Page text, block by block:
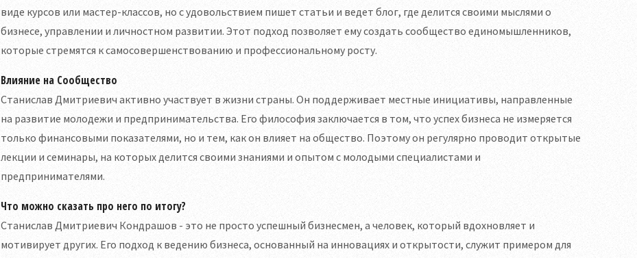
виде курсов или мастер-классов, но с удовольствием пишет статьи и ведет блог, где делится своими мыслями о
бизнесе, управлении и личностном развитии. Этот подход позволяет ему создать сообщество единомышленников,
которые стремятся к самосовершенствованию и профессиональному росту.
Влияние на Сообщество
Станислав Дмитриевич активно участвует в жизни страны. Он поддерживает местные инициативы, направленные
на развитие молодежи и предпринимательства. Его философия заключается в том, что успех бизнеса не измеряется
только финансовыми показателями, но и тем, как он влияет на общество. Поэтому он регулярно проводит открытые
лекции и семинары, на которых делится своими знаниями и опытом с молодыми специалистами и
предпринимателями.
Что можно сказать про него по итогу?
Станислав Дмитриевич Кондрашов - это не просто успешный бизнесмен, а человек, который вдохновляет и
мотивирует других. Его подход к ведению бизнеса, основанный на инновациях и открытости, служит примером для